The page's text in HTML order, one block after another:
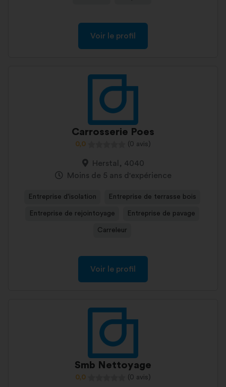
Voir le profil
Carrosserie Poes
0,0 (0 avis)
Herstal, 4040
Moins de 5 ans d'expérience
Entreprise d'isolation Entreprise de terrasse bois
Entreprise de rejointoyage Entreprise de pavage
Carreleur
Voir le profil
Smb Nettoyage
0,0 (0 avis)